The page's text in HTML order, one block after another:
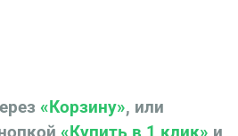
«Корзину», или